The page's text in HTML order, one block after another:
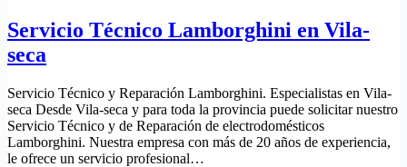
Servicio Técnico Lamborghini en Vila-
seca
Servicio Técnico y Reparación Lamborghini. Especialistas en Vila-
seca Desde Vila-seca y para toda la provincia puede solicitar nuestro
Servicio Técnico y de Reparación de electrodomésticos
Lamborghini. Nuestra empresa con más de 20 años de experiencia,
le ofrece un servicio profesional…